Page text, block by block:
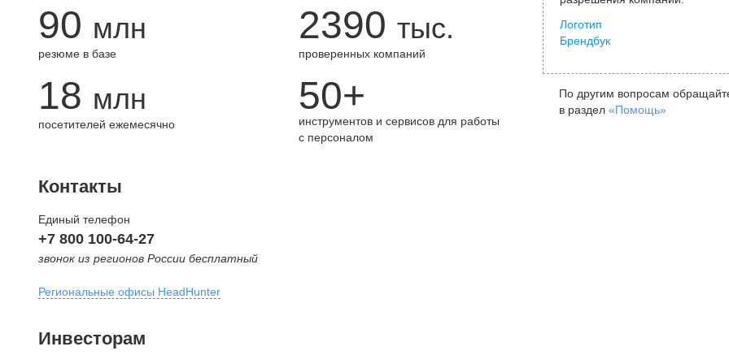
90 млн
резюме в базе
2390 тыс.
проверенных компаний
18 млн
посетителей ежемесячно
50+
инструментов и сервисов для работы
с персоналом
Логотип
Брендбук
По другим вопросам
в раздел «Помощь»
Контакты
Единый телефон
+7 800 100-64-27
звонок из регионов России бесплатный
Региональные офисы HeadHunter
внутригородская территория
Инвесторам